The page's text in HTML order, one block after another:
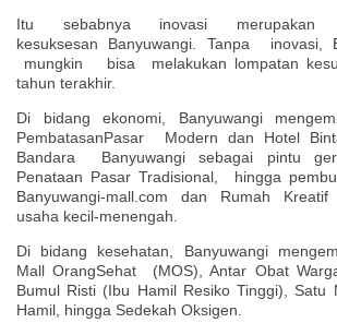
Itu sebabnya inovasi merupakan
kesuksesan Banyuwangi. Tanpa
mungkin bisa melakukan lompatan
tahun terakhir.
Di bidang ekonomi, Banyuwangi
PembatasanPasar Modern dan Hotel
Bandara Banyuwangi sebagai pintu
Penataan Pasar Tradisional, hingga
Banyuwangi-mall.com dan Rumah
usaha kecil-menengah.
Di bidang kesehatan, Banyuwangi
Mall OrangSehat (MOS), Antar Obat
Bumul Risti (Ibu Hamil Resiko Tinggi), Satu
Hamil, hingga Sedekah Oksigen.